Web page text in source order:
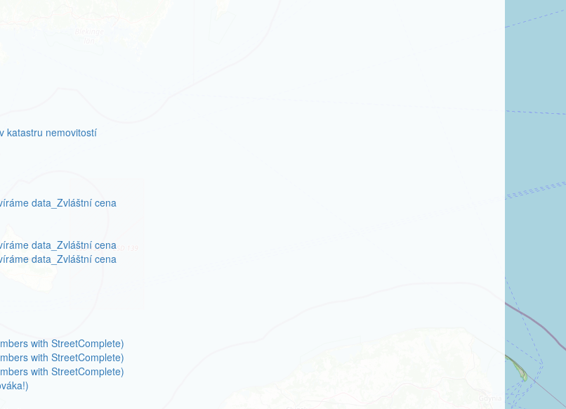
katastru nemovitostí
data_Zvláštní cena
data_Zvláštní cena
data_Zvláštní cena
with StreetComplete)
with StreetComplete)
with StreetComplete)